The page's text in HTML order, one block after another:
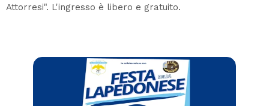
Attorresi". L'ingresso è libero e gratuito.